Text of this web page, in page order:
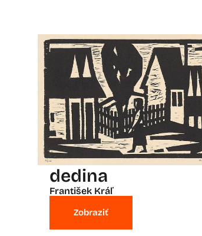
dedina
František Kráľ
Zobraziť